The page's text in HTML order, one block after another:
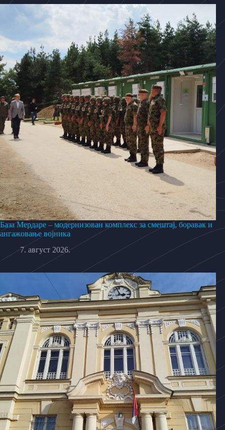
База Мердаре – модернизован комплекс за смештај, боравак и
ангажовање војника
7. август 2026.